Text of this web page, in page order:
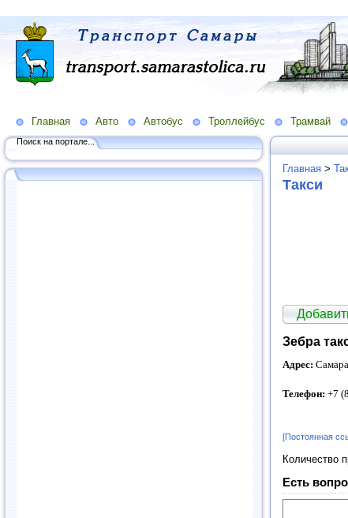
Главная Авто Автобус Троллейбус Трамвай
Поиск на портале...
Главная >
Такси
Зебра
Адрес:
Телефон: +7
[Постоянная
Количество
Есть